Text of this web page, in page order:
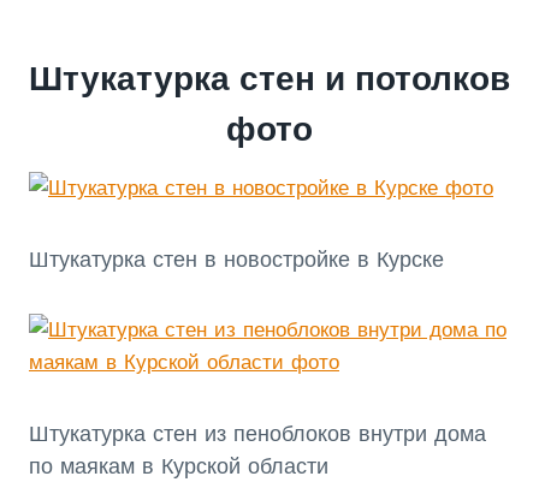
Штукатурка стен и потолков
фото
Штукатурка стен в новостройке в Курске
Штукатурка стен из пеноблоков внутри дома
по маякам в Курской области